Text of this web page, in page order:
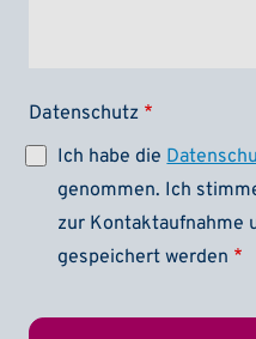
Datenschutz
Ich habe die
genommen. Ich
zur Kontaktaufnahme
gespeichert werden